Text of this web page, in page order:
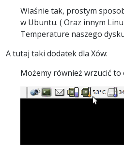
Wlaśnie tak, prostym
w Ubuntu. ( Oraz innym
Temperature naszego
A tutaj taki dodatek dla Xów:
Możemy również wrzucić to